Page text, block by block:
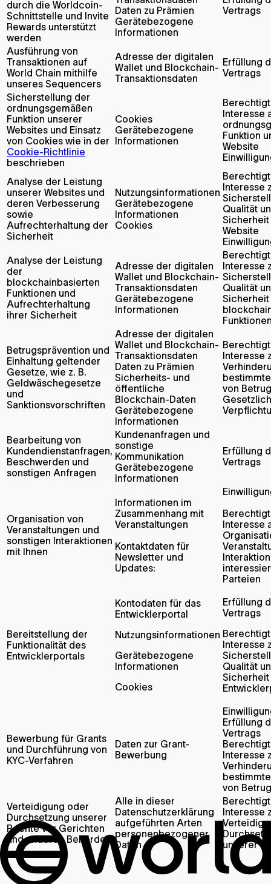
durch die Worldcoin-
Schnittstelle und Invite
Rewards unterstützt
werden
Daten zu Prämien
Gerätebezogene
Informationen
Vertrags
Ausführung von
Transaktionen auf
World Chain mithilfe
unseres Sequencers
Adresse der digitalen
Wallet und Blockchain-
Transaktionsdaten
Erfüllung
Vertrags
Sicherstellung der
ordnungsgemäßen
Funktion unserer
Websites und Einsatz
von Cookies wie in der
Cookie-Richtlinie
beschrieben
Cookies
Gerätebezogene
Informationen
Interesse
Funktion
Website
Analyse der Leistung
unserer Websites und
deren Verbesserung
sowie
Aufrechterhaltung der
Sicherheit
Nutzungsinformationen
Gerätebezogene
Informationen
Cookies
Interesse
Qualität
Website
Analyse der Leistung
der
blockchainbasierten
Funktionen und
Aufrechterhaltung
ihrer Sicherheit
Adresse der digitalen
Wallet und Blockchain-
Transaktionsdaten
Gerätebezogene
Informationen
Interesse
Qualität
Betrugsprävention und
Einhaltung geltender
Gesetze, wie z. B.
Geldwäschegesetze
und
Sanktionsvorschriften
Adresse der digitalen
Wallet und Blockchain-
Transaktionsdaten
Daten zu Prämien
Sicherheits- und
öffentliche
Blockchain-Daten
Gerätebezogene
Informationen
Interesse
von Betrug
Bearbeitung von
Kundendienstanfragen,
Beschwerden und
sonstigen Anfragen
Kundenanfragen und
sonstige
Kommunikation
Gerätebezogene
Informationen
Erfüllung
Vertrags
Organisation von
Veranstaltungen und
sonstigen Interaktionen
mit Ihnen
Informationen im
Zusammenhang mit
Veranstaltungen
Kontaktdaten für
Newsletter und
Updates:
Interesse
Parteien
Bereitstellung der
Funktionalität des
Entwicklerportals
Kontodaten für das
Entwicklerportal
Nutzungsinformationen
Gerätebezogene
Informationen
Cookies
Erfüllung
Vertrags
Interesse
Qualität
Sicherheit
Bewerbung für Grants
und Durchführung von
KYC-Verfahren
Daten zur Grant-
Bewerbung
Erfüllung
Vertrags
Interesse
von Betrug
Verteidigung oder
Durchsetzung unserer
Rechte vor Gerichten
und anderen Behörden
Alle in dieser
Datenschutzerklärung
aufgeführten Arten
personenbezogener
Daten
Interesse
unserer